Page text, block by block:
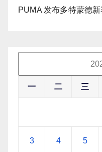
PUMA 发布多特蒙德
一 二 三
3 4 5